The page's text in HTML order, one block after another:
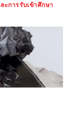
ะการรับเข้าศึกษา